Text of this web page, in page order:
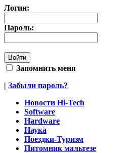
Логин:
Пароль:
Запомнить меня
| Забыли пароль?
Новости Hi-Tech
Software
Hardware
Наука
Поездки-Туризм
Питомник мальтезе